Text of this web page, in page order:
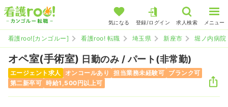
気になる 登録/ログイン 求人検索 メニュー
看護roo![カンゴルー] 看護roo! 転職 埼玉県 新座市 堀ノ内病院
オペ室(手術室) 日勤のみ / パート(非常勤)
エージェント求人 オンコールあり 担当業務未経験可 ブランク可
第二新卒可 時給1,500円以上可